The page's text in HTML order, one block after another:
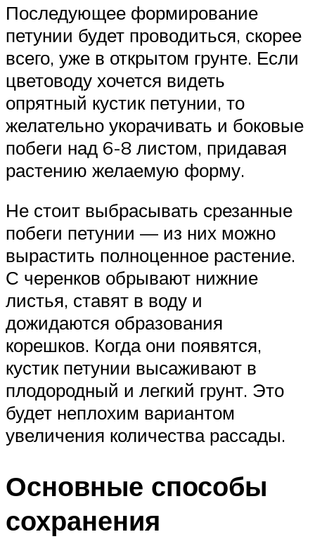
Последующее формирование
петунии будет проводиться, скорее
всего, уже в открытом грунте. Если
цветоводу хочется видеть
опрятный кустик петунии, то
желательно укорачивать и боковые
побеги над 6-8 листом, придавая
растению желаемую форму.
Не стоит выбрасывать срезанные
побеги петунии — из них можно
вырастить полноценное растение.
С черенков обрывают нижние
листья, ставят в воду и
дожидаются образования
корешков. Когда они появятся,
кустик петунии высаживают в
плодородный и легкий грунт. Это
будет неплохим вариантом
увеличения количества рассады.
Основные способы
сохранения